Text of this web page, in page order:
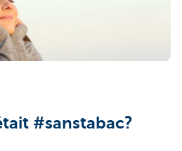
#sanstabac?